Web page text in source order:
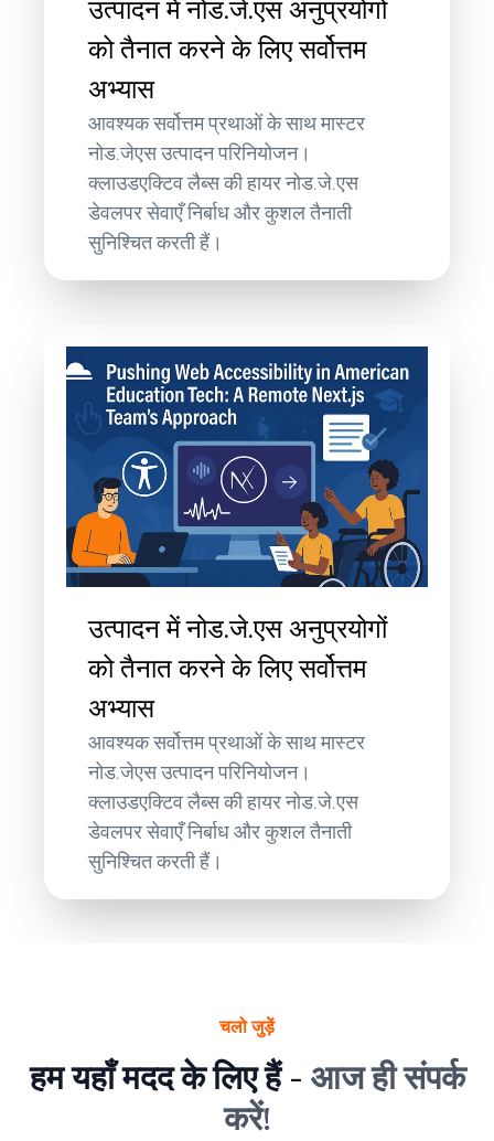
उत्पादन में नोड.जे.एस अनुप्रयोगों
को तैनात करने के लिए सर्वोत्तम
अभ्यास
आवश्यक सर्वोत्तम प्रथाओं के साथ मास्टर
नोड.जेएस उत्पादन परिनियोजन।
क्लाउडएक्टिव लैब्स की हायर नोड.जे.एस
डेवलपर सेवाएँ निर्बाध और कुशल तैनाती
सुनिश्चित करती हैं।
उत्पादन में नोड.जे.एस अनुप्रयोगों
को तैनात करने के लिए सर्वोत्तम
अभ्यास
आवश्यक सर्वोत्तम प्रथाओं के साथ मास्टर
नोड.जेएस उत्पादन परिनियोजन।
क्लाउडएक्टिव लैब्स की हायर नोड.जे.एस
डेवलपर सेवाएँ निर्बाध और कुशल तैनाती
सुनिश्चित करती हैं।
चलो जुड़ें
हम यहाँ मदद के लिए हैं - आज ही संपर्क
करें!